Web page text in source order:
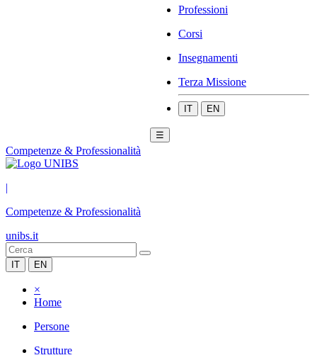
Professioni
Corsi
Insegnamenti
Terza Missione
IT EN
☰
Competenze & Professionalità
|
Competenze & Professionalità
unibs.it
IT EN
×
Home
Persone
Strutture